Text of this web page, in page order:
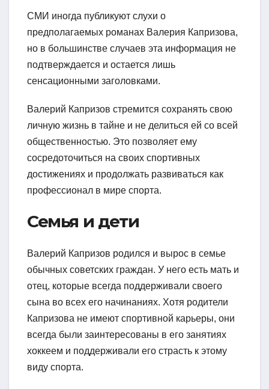
СМИ иногда публикуют слухи о
предполагаемых романах Валерия Капризова,
но в большинстве случаев эта информация не
подтверждается и остается лишь
сенсационными заголовками.
Валерий Капризов стремится сохранять свою
личную жизнь в тайне и не делиться ей со всей
общественностью. Это позволяет ему
сосредоточиться на своих спортивных
достижениях и продолжать развиваться как
профессионал в мире спорта.
Семья и дети
Валерий Капризов родился и вырос в семье
обычных советских граждан. У него есть мать и
отец, которые всегда поддерживали своего
сына во всех его начинаниях. Хотя родители
Капризова не имеют спортивной карьеры, они
всегда были заинтересованы в его занятиях
хоккеем и поддерживали его страсть к этому
виду спорта.